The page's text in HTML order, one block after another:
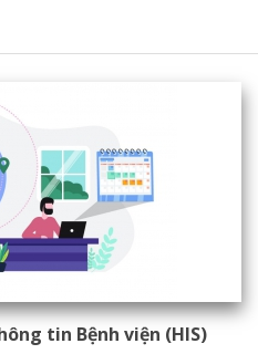
tin Bệnh viện (HIS)